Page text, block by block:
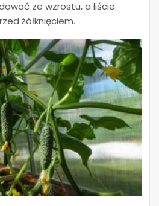
ze wzrostu, a liście
żółknięciem.